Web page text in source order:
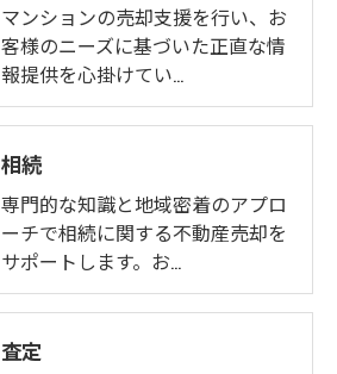
マンションの売却支援を行い、お
客様のニーズに基づいた正直な情
報提供を心掛けてい…
相続
専門的な知識と地域密着のアプロ
ーチで相続に関する不動産売却を
サポートします。お…
査定